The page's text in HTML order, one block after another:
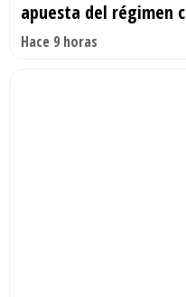
apuesta del régimen
Hace 9 horas